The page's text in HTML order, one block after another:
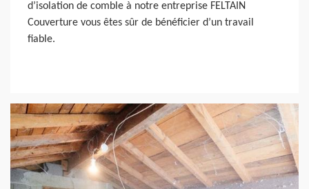
d’isolation de comble à notre entreprise FELTAIN
Couverture vous êtes sûr de bénéficier d’un travail
fiable.